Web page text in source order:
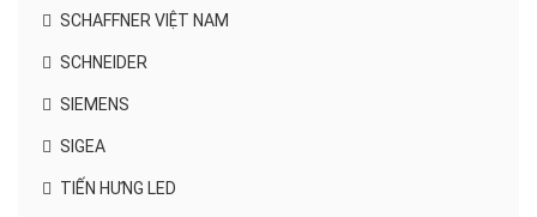
SCHAFFNER VIỆT NAM
SCHNEIDER
SIEMENS
SIGEA
TIẾN HƯNG LED